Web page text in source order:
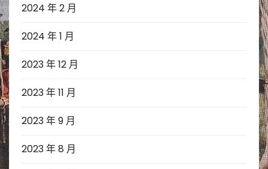
2024 年 2 月
2024 年 1 月
2023 年 12 月
2023 年 11 月
2023 年 9 月
2023 年 8 月